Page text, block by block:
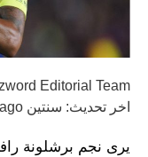
Editorial Team
اخر تحديث: سنتين ago
يرى نجم برشلونة